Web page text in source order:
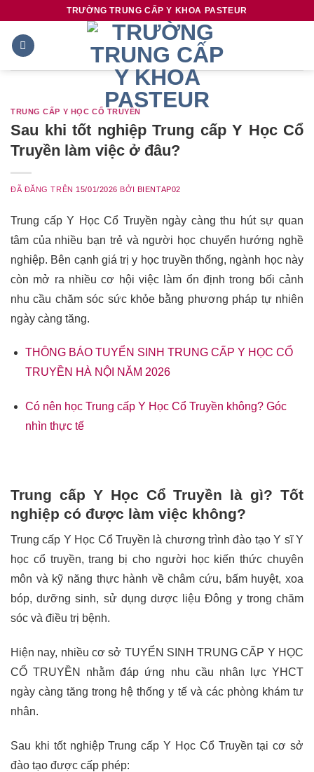
nội
dung
TRƯỜNG TRUNG CẤP Y KHOA PASTEUR
TRUNG CẤP Y HỌC CỔ TRUYỀN
Sau khi tốt nghiệp Trung cấp Y Học Cổ
Truyền làm việc ở đâu?
ĐÃ ĐĂNG TRÊN 15/01/2026 BỞI BIENTAP02
Trung cấp Y Học Cổ Truyền ngày càng thu hút sự quan
tâm của nhiều bạn trẻ và người học chuyển hướng nghề
nghiệp. Bên cạnh giá trị y học truyền thống, ngành học này
còn mở ra nhiều cơ hội việc làm ổn định trong bối cảnh
nhu cầu chăm sóc sức khỏe bằng phương pháp tự nhiên
ngày càng tăng.
THÔNG BÁO TUYỂN SINH TRUNG CẤP Y HỌC CỔ
TRUYỀN HÀ NỘI NĂM 2026
Có nên học Trung cấp Y Học Cổ Truyền không? Góc
nhìn thực tế
Trung cấp Y Học Cổ Truyền là gì? Tốt
nghiệp có được làm việc không?
Trung cấp Y Học Cổ Truyền là chương trình đào tạo Y sĩ Y
học cổ truyền, trang bị cho người học kiến thức chuyên
môn và kỹ năng thực hành về châm cứu, bấm huyệt, xoa
bóp, dưỡng sinh, sử dụng dược liệu Đông y trong chăm
sóc và điều trị bệnh.
Hiện nay, nhiều cơ sở TUYỂN SINH TRUNG CẤP Y HỌC
CỔ TRUYỀN nhằm đáp ứng nhu cầu nhân lực YHCT
ngày càng tăng trong hệ thống y tế và các phòng khám tư
nhân.
Sau khi tốt nghiệp Trung cấp Y Học Cổ Truyền tại cơ sở
đào tạo được cấp phép: